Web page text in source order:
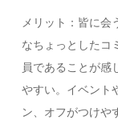
メリット：皆に会
なちょっとしたコ
員であることが感
やすい。イベント
ン、オフがつけや